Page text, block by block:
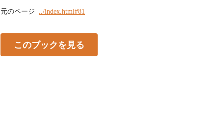
元のページ ../index.html#81
このブックを見る